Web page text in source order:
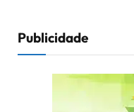
Publicidade